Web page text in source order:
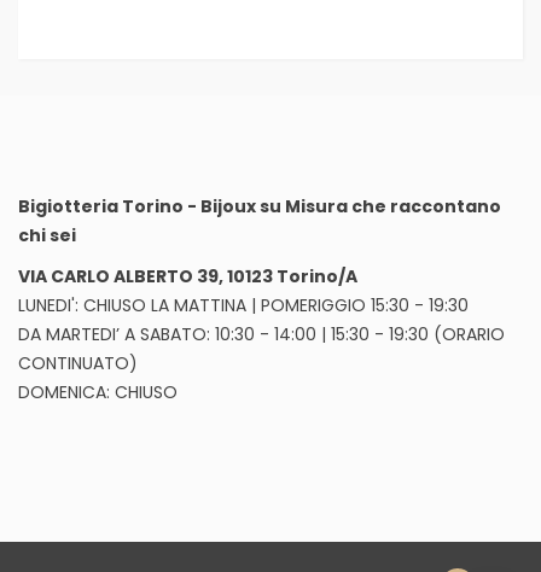
Bigiotteria Torino - Bijoux su Misura che raccontano
chi sei
VIA CARLO ALBERTO 39, 10123 Torino/A
LUNEDI': CHIUSO LA MATTINA | POMERIGGIO 15:30 - 19:30
DA MARTEDI’ A SABATO: 10:30 - 14:00 | 15:30 - 19:30 (ORARIO
CONTINUATO)
DOMENICA: CHIUSO